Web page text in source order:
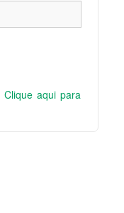
Clique aqui para